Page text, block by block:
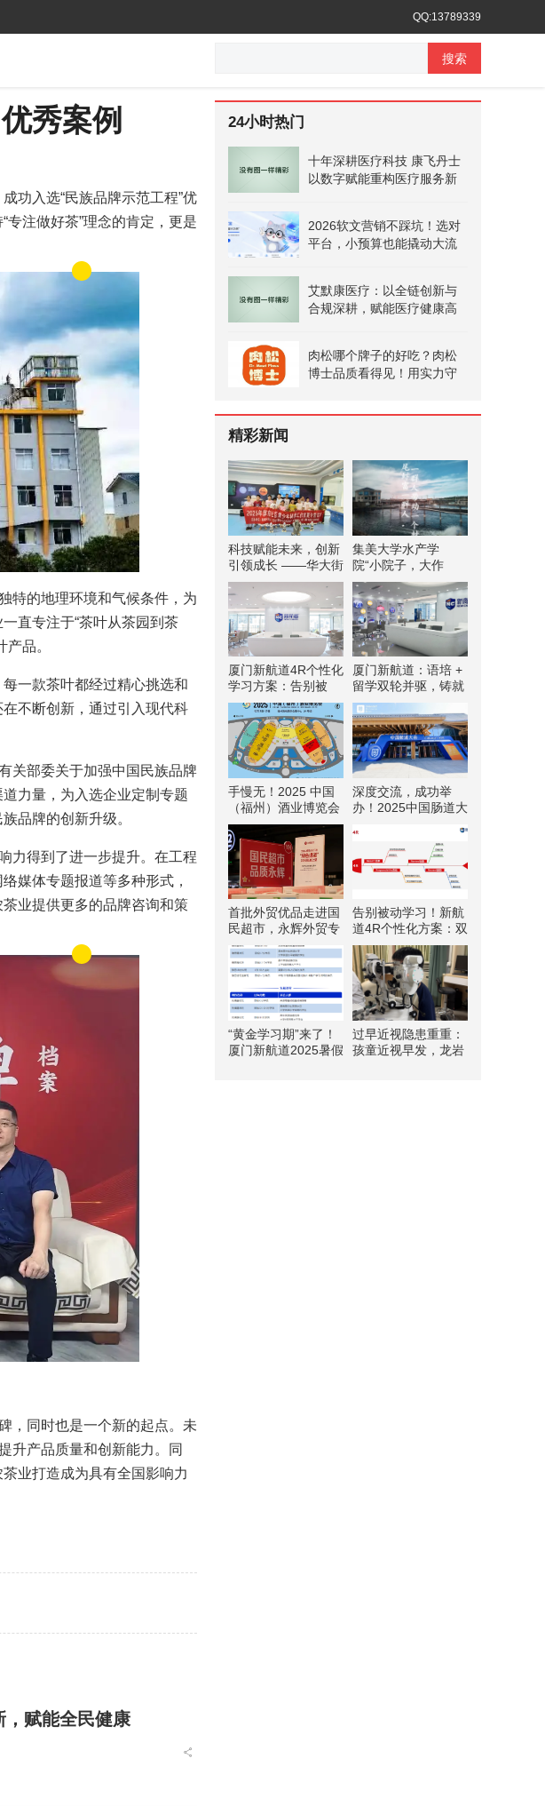
QQ:13789339
搜索
秀案例
功入选“民族品牌示范工程”优
注做好茶”理念的肯定，更是
特的地理环境和气候条件，为
直专注于“茶叶从茶园到茶
品。
一款茶叶都经过精心挑选和
不断创新，通过引入现代科
关部委关于加强中国民族品牌
力量，为入选企业定制专题
品牌的创新升级。
力得到了进一步提升。在工程
媒体专题报道等多种形式，
业提供更多的品牌咨询和策
，同时也是一个新的起点。未
升产品质量和创新能力。同
业打造成为具有全国影响力
赋能全民健康
24小时热门
十年深耕医疗科技 康飞丹士
以数字赋能重构医疗服务新
2026软文营销不踩坑！选对
平台，小预算也能撬动大流
艾默康医疗：以全链创新与
合规深耕，赋能医疗健康高
肉松哪个牌子的好吃？肉松
博士品质看得见！用实力守
精彩新闻
科技赋能未来，创新
引领成长 ——华大街
道屏东社区青少年科
普夏令营
集美大学水产学
院“小院子，大作
为”科技小院实践队
赴南境村实践调研 探
索科技赋能水产养殖
振兴路径
厦门新航道4R个性化
学习方案：告别被
动，拥抱主动，双向
深度互动教学！
厦门新航道：语培 +
留学双轮并驱，铸就
国际教育高品质
手慢无！2025 中国
（福州）酒业博览会
观展全攻略，闽江边
上的酒业狂欢即将开
场！
深度交流，成功举
办！2025中国肠道大
首批外贸优品走进国
民超市，永辉外贸专
区登陆3家福州门店
告别被动学习！新航
道4R个性化方案：双
向互动教学，让孩子
做自己的学习规划师
“黄金学习期”来了！
厦门新航道2025暑假
过早近视隐患重重：
孩童近视早发，龙岩